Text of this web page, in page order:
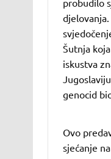
Šutnja
iskustva
genocid
Ovo
sjećanje